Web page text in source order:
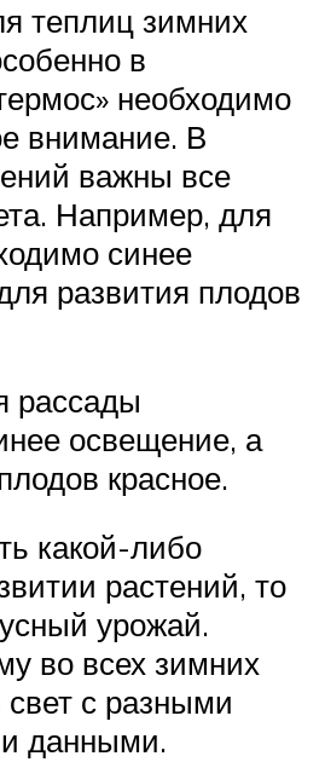
теплиц зимних
в
необходимо
внимание. В
важны все
Например, для
синее
развития плодов
рассады
освещение, а
красное.
какой-либо
растений, то
урожай.
во всех зимних
свет с разными
данными.